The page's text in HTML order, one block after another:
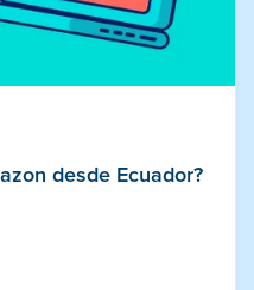
desde Ecuador?